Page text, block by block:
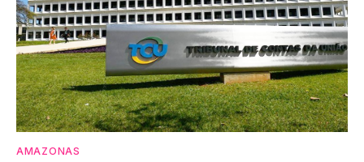
AMAZONAS